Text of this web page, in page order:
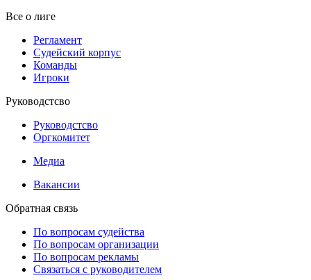
Все о лиге
Регламент
Судейский корпус
Команды
Игроки
Руководстсво
Руководстсво
Оргкомитет
Медиа
Вакансии
Обратная связь
По вопросам судейства
По вопросам организации
По вопросам рекламы
Связаться с руководителем